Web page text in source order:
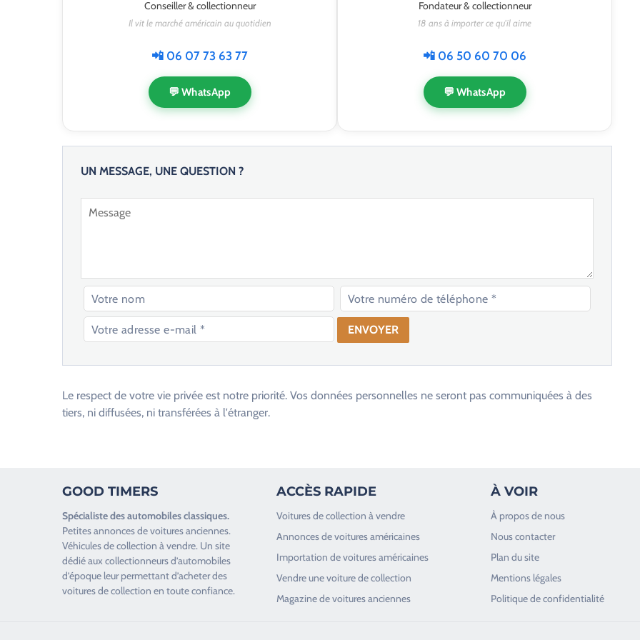
Conseiller & collectionneur
Il vit le marché américain au quotidien
📲 06 07 73 63 77
💬 WhatsApp
Fondateur & collectionneur
18 ans à importer ce qu'il aime
📲 06 50 60 70 06
💬 WhatsApp
UN MESSAGE, UNE QUESTION ?
l
l
s
s
e
r
Le respect de votre vie privée est notre priorité. Vos données personnelles ne seront pas communiquées à des
tiers, ni diffusées, ni transférées à l'étranger.
GOOD TIMERS
Spécialiste desautomobiles classiques.
Petites annonces devoitures anciennes.
Véhicules de collection à vendre. Un site
dédié aux collectionneurs d’automobiles
d’époque leur permettant d’acheter des
voitures de collection en toute confiance.
ACCÈS RAPIDE
Voitures de collection à vendre
Annonces de voitures américaines
Importation de voitures américaines
Vendre une voiture de collection
Magazine de voitures anciennes
À VOIR
À propos de nous
Nous contacter
Plan du site
Mentions légales
Politique de confidentialité